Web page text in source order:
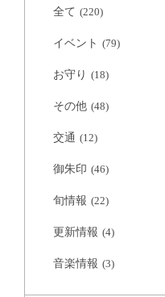
全て (220)
イベント (79)
お守り (18)
その他 (48)
交通 (12)
御朱印 (46)
旬情報 (22)
更新情報 (4)
音楽情報 (3)